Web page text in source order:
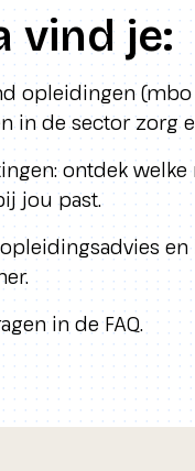
vind je:
opleidingen
in de sector zorg
ontdek
jou past.
in de FAQ.